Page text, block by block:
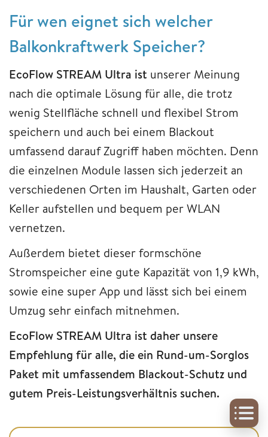
Für wen eignet sich welcher
Balkonkraftwerk Speicher?
EcoFlow STREAM Ultra ist unserer Meinung
nach die optimale Lösung für alle, die trotz
wenig Stellfläche schnell und flexibel Strom
speichern und auch bei einem Blackout
umfassend darauf Zugriff haben möchten. Denn
die einzelnen Module lassen sich jederzeit an
verschiedenen Orten im Haushalt, Garten oder
Keller aufstellen und bequem per WLAN
vernetzen.
Außerdem bietet dieser formschöne
Stromspeicher eine gute Kapazität von 1,9 kWh,
sowie eine super App und lässt sich bei einem
Umzug sehr einfach mitnehmen.
EcoFlow STREAM Ultra ist daher unsere
Empfehlung für alle, die ein Rund-um-Sorglos
Paket mit umfassendem Blackout-Schutz und
gutem Preis-Leistungsverhältnis suchen.